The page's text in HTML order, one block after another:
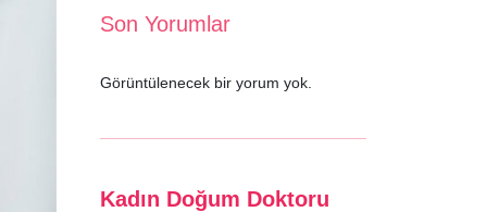
Son Yorumlar
Görüntülenecek bir yorum yok.
Kadın Doğum Doktoru